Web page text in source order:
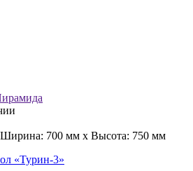
700 мм x Высота: 750 мм